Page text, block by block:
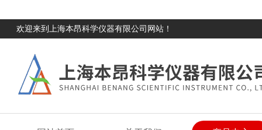
欢迎来到上海本昂科学仪器有限公司网站！